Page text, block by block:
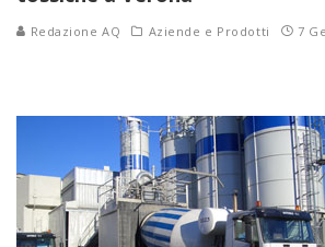
Redazione AQ Aziende e Prodotti 7